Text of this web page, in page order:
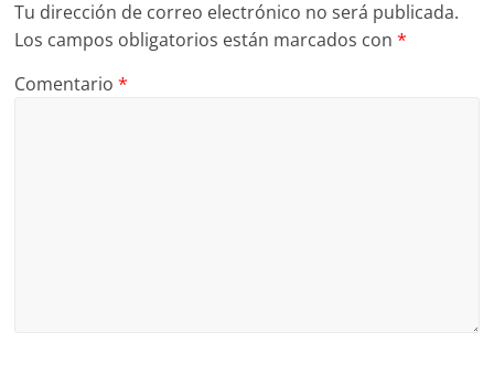
Tu dirección de correo electrónico no será publicada.
Los campos obligatorios están marcados con*
Comentario*